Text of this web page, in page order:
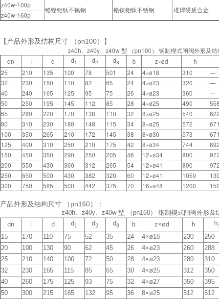
z40w-100p
铬镍钼钛不锈钢 铬镍钼钛不锈钢 堆焊硬质合金
z40w-160p
【产品外形及结构尺寸 （pn100）】
z40h、z40y、z40w 型 （pn100） 钢制楔式闸阀外形及结
dn
l d d1 d2 d8 b z×ød
h
25
210 135 100 78 501 24 4×ø18 310
—
32
230 150 110 82 65 24 4×ø23 320
—
40
240 165 125 95 75 26 4×ø23 360
—
50
250 195 145 112 85 28 4×ø25 490
65
280 220 170 138 110 32 8×ø25 540
80
310 230 180 148 115 34 8×ø25 572
100
350 265 210 172 145 38 8×ø30 573
125
400 310 250 210 175 42 8×ø34 744
150
450 350 290 250 205 46 12×ø34 800
200
550 430 360 312 265 54 12×ø41 800
250
650 500 430 382 320 60 12×ø41 1050
300
750 585 500 442 375 70 16×ø48 1200
产品外形及结构尺寸 （pn160）：
z40h、z40y、z40w 型 （pn160） 钢制楔式闸阀外形及
dn
d d1 d2 d8 b z×ød h h
15 170 110 75 52 35 24 4×ø18 230
250
20
190 130 90 62 45 26 4×ø23 260
288
25
210 140 100 72 50 28 4×ø23 280
310
32
230 165 115 85 65 30 4×ø25 312
350
40
260 175 125 93 75 32 4×ø27 350
395
50
300 215 165 132 95 36 8×ø25 512
612